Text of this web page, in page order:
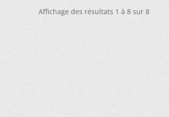
Affichage des résultats 1 à 8 sur 8